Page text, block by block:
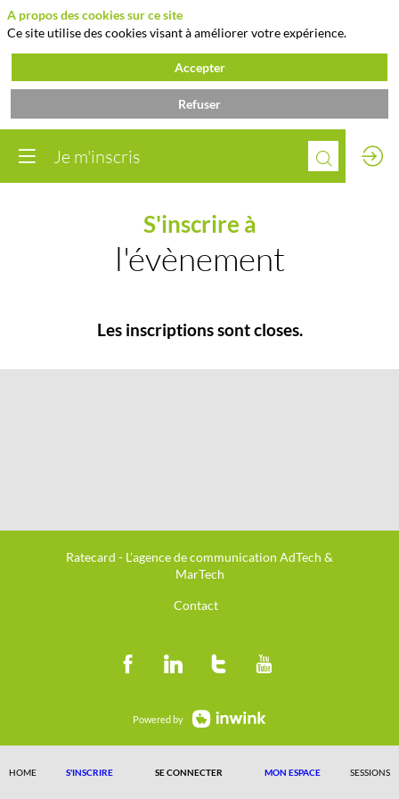
Je m'inscris
S'inscrire à
l'évènement
Les inscriptions sont closes.
Ratecard - L'agence de communication AdTech &
MarTech
Contact
Powered by
HOME S'INSCRIRE SE CONNECTER MON ESPACE SESSIONS
A propos des cookies sur ce site
Ce site utilise des cookies visant à améliorer votre expérience.
Accepter
Refuser